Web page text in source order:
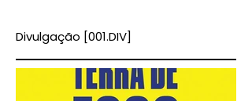
Divulgação [001.DIV]